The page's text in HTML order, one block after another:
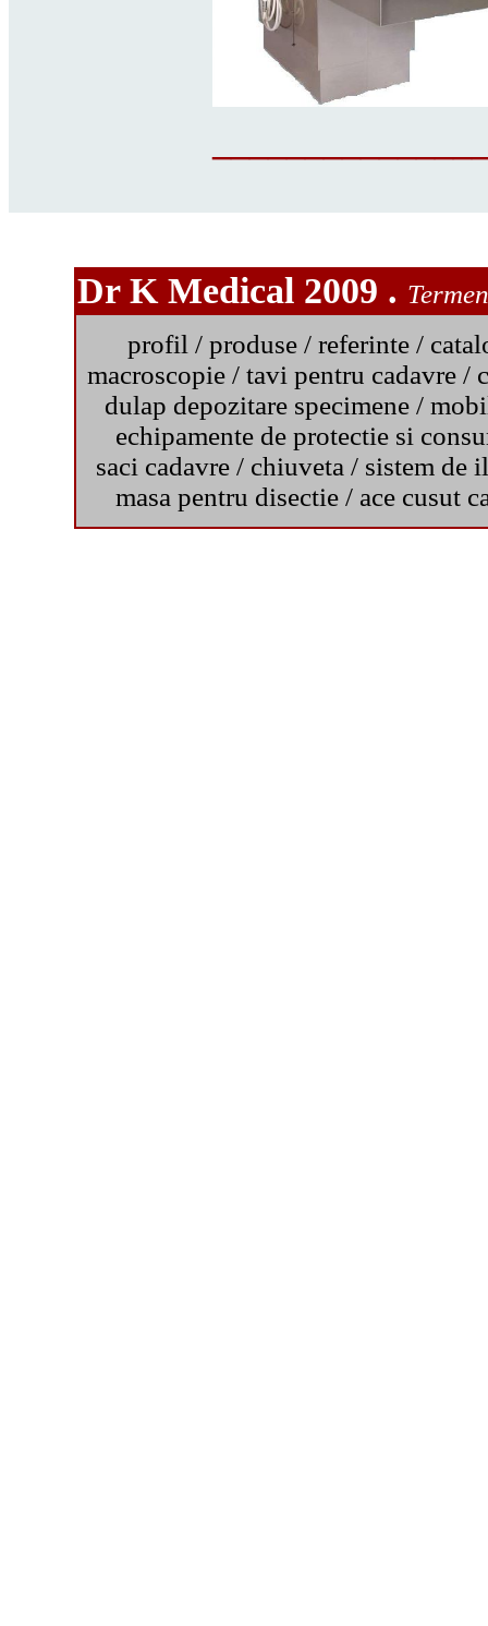
Dr K Medical 2009 .
profil / produse / referinte /
macroscopie/ tavi pentru cadavre/
dulap depozitare specimene /
echipamente de protectie si
saci cadavre / chiuveta / sistem de
masa pentru disectie / ace cusut